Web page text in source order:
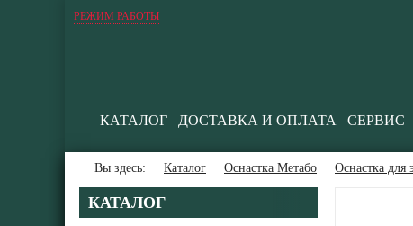
РЕЖИМ РАБОТЫ
КАТАЛОГ ДОСТАВКА И ОПЛАТА СЕРВИС
Вы здесь: Каталог Оснастка Метабо Оснастка
КАТАЛОГ